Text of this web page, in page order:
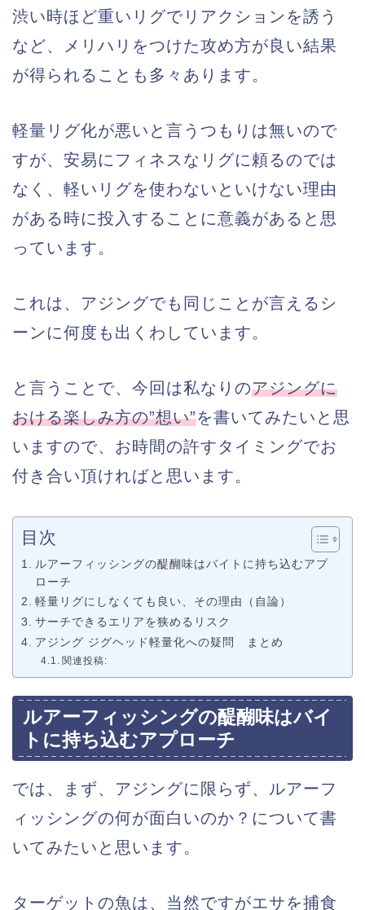
渋い時ほど重いリグでリアクションを誘う
など、メリハリをつけた攻め方が良い結果
が得られることも多々あります。
軽量リグ化が悪いと言うつもりは無いので
すが、安易にフィネスなリグに頼るのでは
なく、軽いリグを使わないといけない理由
がある時に投入することに意義があると思
っています。
これは、アジングでも同じことが言えるシ
ーンに何度も出くわしています。
と言うことで、今回は私なりのアジングに
おける楽しみ方の”想い”を書いてみたいと思
いますので、お時間の許すタイミングでお
付き合い頂ければと思います。
目次
ルアーフィッシングの醍醐味はバイトに持ち込むアプ
ローチ
軽量リグにしなくても良い、その理由（自論）
サーチできるエリアを狭めるリスク
アジング ジグヘッド軽量化への疑問 まとめ
関連投稿:
ルアーフィッシングの醍醐味はバイ
トに持ち込むアプローチ
では、まず、アジングに限らず、ルアーフ
ィッシングの何が面白いのか？について書
いてみたいと思います。
ターゲットの魚は、当然ですがエサを捕食